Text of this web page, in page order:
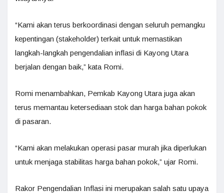
“Kami akan terus berkoordinasi dengan seluruh pemangku
kepentingan (stakeholder) terkait untuk memastikan
langkah-langkah pengendalian inflasi di Kayong Utara
berjalan dengan baik,” kata Romi.
Romi menambahkan, Pemkab Kayong Utara juga akan
terus memantau ketersediaan stok dan harga bahan pokok
di pasaran.
“Kami akan melakukan operasi pasar murah jika diperlukan
untuk menjaga stabilitas harga bahan pokok,” ujar Romi.
Rakor Pengendalian Inflasi ini merupakan salah satu upaya